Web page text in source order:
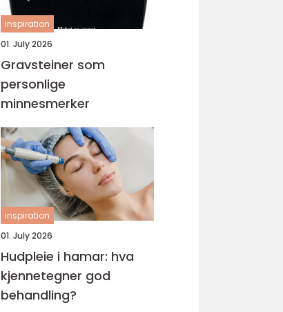
inspiration
01. July 2026
Gravsteiner som
personlige
minnesmerker
inspiration
01. July 2026
Hudpleie i hamar: hva
kjennetegner god
behandling?